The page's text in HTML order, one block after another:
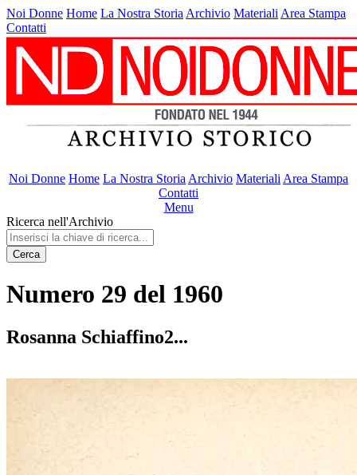
Noi Donne Home La Nostra Storia Archivio Materiali Area Stampa
Contatti
Noi Donne Home La Nostra Storia Archivio Materiali Area Stampa
Contatti
Menu
Ricerca nell'Archivio
Cerca
Numero 29 del 1960
Rosanna Schiaffino2...